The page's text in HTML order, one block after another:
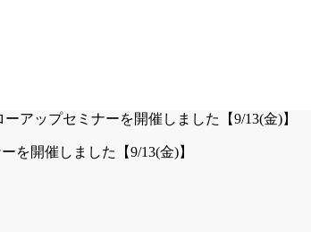
を開催しました【9/13(金)】